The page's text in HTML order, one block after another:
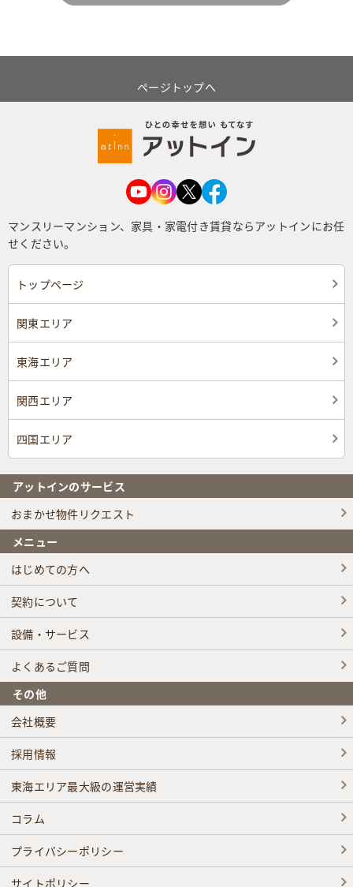
ページトップへ
マンスリーマンション、家具・家電付き賃貸ならアットインにお任
せください。
トップページ
関東エリア
東海エリア
関西エリア
四国エリア
アットインのサービス
おまかせ物件リクエスト
メニュー
はじめての方へ
契約について
設備・サービス
よくあるご質問
その他
会社概要
採用情報
東海エリア最大級の運営実績
コラム
プライバシーポリシー
サイトポリシー